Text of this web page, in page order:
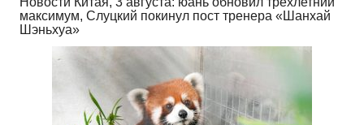
максимум, Слуцкий покинул пост тренера «Шанхай
Шэньхуа»